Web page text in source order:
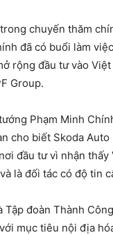
chuyến thăm
đã có buổi làm
rộng đầu tư vào
Group.
Phạm Minh
cho biết Skoda
đầu tư vì nhận
là đối tác có độ tin
Tập đoàn Thành
mục tiêu nội địa